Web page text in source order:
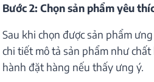
Bước 2: Chọn sản phẩm yêu
Sau khi chọn được sản phẩm
chi tiết mô tả sản phẩm như
hành đặt hàng nếu thấy ưng ý.